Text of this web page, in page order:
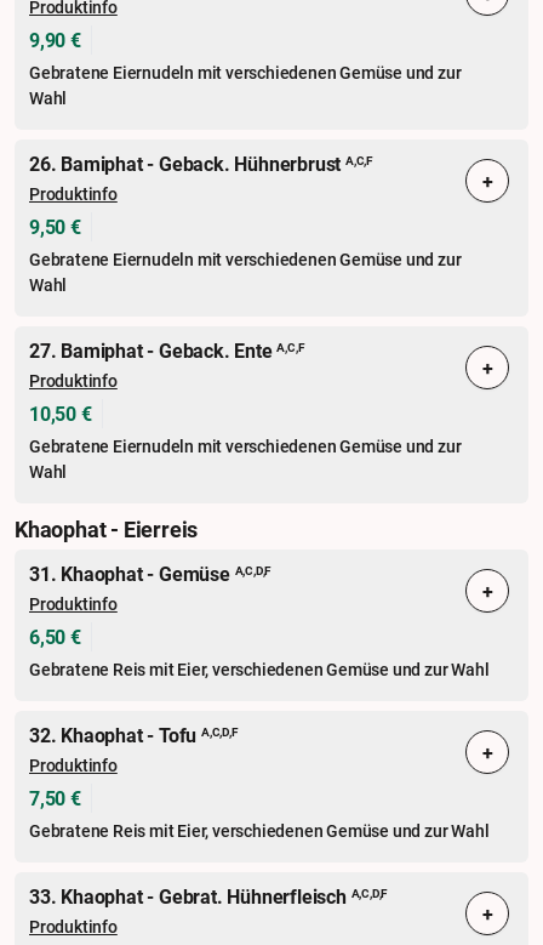
Produktinfo
9,90 €
Gebratene Eiernudeln mit verschiedenen Gemüse und zur
Wahl
26. Bamiphat - Geback. Hühnerbrust A,C,F
Produktinfo
9,50 €
Gebratene Eiernudeln mit verschiedenen Gemüse und zur
Wahl
+
27. Bamiphat - Geback. EnteA,C,F
Produktinfo
10,50 €
Gebratene Eiernudeln mit verschiedenen Gemüse und zur
Wahl
+
Khaophat - Eierreis
31. Khaophat - Gemüse A,C,D,F
Produktinfo
6,50 €
Gebratene Reis mit Eier, verschiedenen Gemüse und zur Wahl
+
32. Khaophat - Tofu A,C,D,F
Produktinfo
7,50 €
Gebratene Reis mit Eier, verschiedenen Gemüse und zur Wahl
+
33. Khaophat - Gebrat. Hühnerfleisch A,C,D,F
Produktinfo +